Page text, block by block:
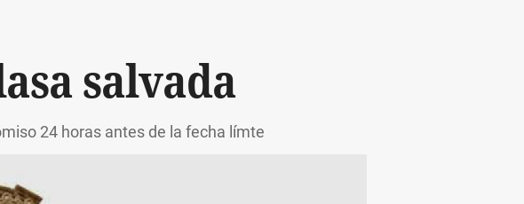
salvada
24 horas antes de la fecha límte